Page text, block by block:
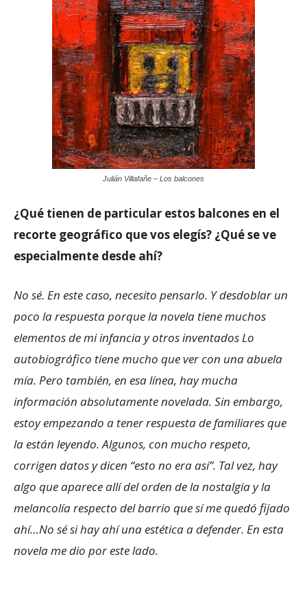
Julián Villafañe – Los balcones
¿Qué tienen de particular estos balcones en el
recorte geográfico que vos elegís? ¿Qué se ve
especialmente desde ahí?
No sé. En este caso, necesito pensarlo. Y desdoblar un
poco la respuesta porque la novela tiene muchos
elementos de mi infancia y otros inventados Lo
autobiográfico tiene mucho que ver con una abuela
mía. Pero también, en esa línea, hay mucha
información absolutamente novelada. Sin embargo,
estoy empezando a tener respuesta de familiares que
la están leyendo. Algunos, con mucho respeto,
corrigen datos y dicen “esto no era así”. Tal vez, hay
algo que aparece allí del orden de la nostalgia y la
melancolía respecto del barrio que sí me quedó fijado
ahí…No sé si hay ahí una estética a defender. En esta
novela me dio por este lado.